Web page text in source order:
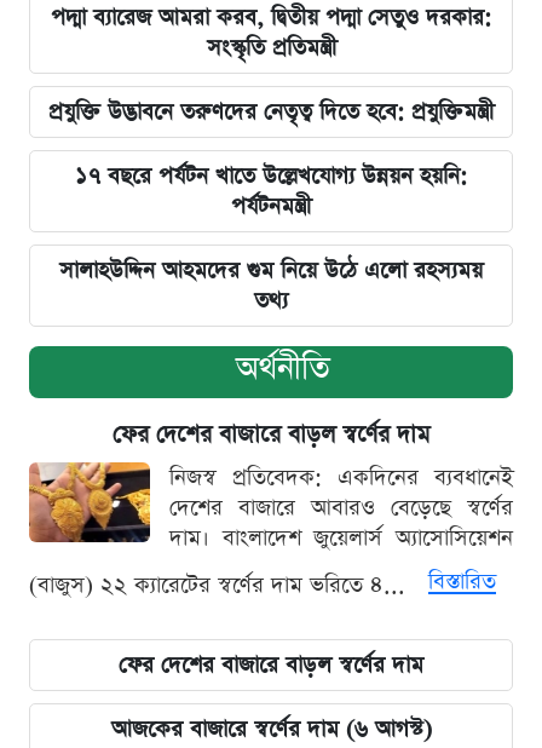
পদ্মা ব্যারেজ আমরা করব, দ্বিতীয় পদ্মা সেতুও দরকার:
সংস্কৃতি প্রতিমন্ত্রী
প্রযুক্তি উদ্ভাবনে তরুণদের নেতৃত্ব দিতে হবে: প্রযুক্তিমন্ত্রী
১৭ বছরে পর্যটন খাতে উল্লেখযোগ্য উন্নয়ন হয়নি:
পর্যটনমন্ত্রী
সালাহউদ্দিন আহমদের গুম নিয়ে উঠে এলো রহস্যময়
তথ্য
অর্থনীতি
ফের দেশের বাজারে বাড়ল স্বর্ণের দাম
নিজস্ব প্রতিবেদক: একদিনের ব্যবধানেই
দেশের বাজারে আবারও বেড়েছে স্বর্ণের
দাম। বাংলাদেশ জুয়েলার্স অ্যাসোসিয়েশন
(বাজুস) ২২ ক্যারেটের স্বর্ণের দাম ভরিতে ৪...
বিস্তারিত
ফের দেশের বাজারে বাড়ল স্বর্ণের দাম
আজকের বাজারে স্বর্ণের দাম (৬ আগস্ট)